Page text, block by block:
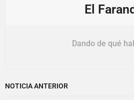
El
Dando de qué
NOTICIA ANTERIOR